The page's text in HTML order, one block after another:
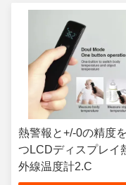
熱警報と+/-0の精度
つLCDディスプレイ
外線温度計2.C